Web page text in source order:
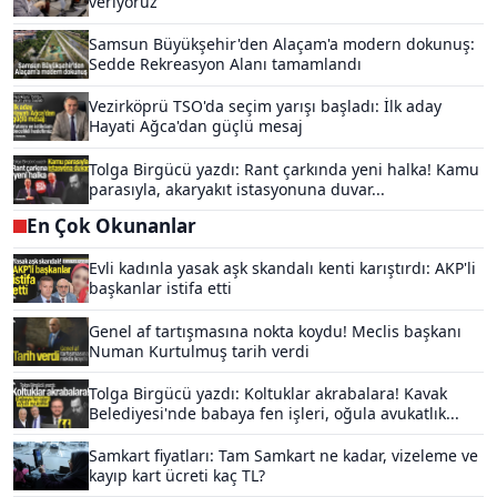
Samsun Büyükşehir'den Alaçam'a modern dokunuş:
Sedde Rekreasyon Alanı tamamlandı
Vezirköprü TSO'da seçim yarışı başladı: İlk aday
Hayati Ağca'dan güçlü mesaj
Tolga Birgücü yazdı: Rant çarkında yeni halka! Kamu
parasıyla, akaryakıt istasyonuna duvar...
En Çok Okunanlar
Evli kadınla yasak aşk skandalı kenti karıştırdı: AKP'li
başkanlar istifa etti
Genel af tartışmasına nokta koydu! Meclis başkanı
Numan Kurtulmuş tarih verdi
Tolga Birgücü yazdı: Koltuklar akrabalara! Kavak
Belediyesi'nde babaya fen işleri, oğula avukatlık...
Samkart fiyatları: Tam Samkart ne kadar, vizeleme ve
kayıp kart ücreti kaç TL?